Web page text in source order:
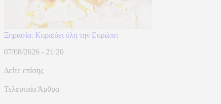
Ξηρασία: Κυριεύει όλη την Ευρώπη
07/08/2026 - 21:20
Δείτε επίσης
Τελευταία Άρθρα